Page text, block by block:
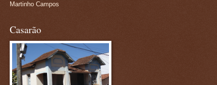
Martinho Campos
Casarão